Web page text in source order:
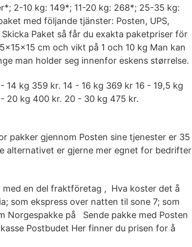
2-10 kg: 149*; 11-20 kg: 268*; 25-35 kg:
med följande tjänster: Posten, UPS,
Paket så får du exakta paketpriser för
cm och vikt på 1 och 10 kg Man kan
man holder seg innenfor eskens størrelse.
14 kg 359 kr. 14 - 16 kg 369 kr 16 - 19,5 kg
20 kg 400 kr. 20 - 30 kg 475 kr.
pakker gjennom Posten sine tjenester er 35
alternativet er gjerne mer egnet for bedrifter
en del fraktföretag , Hva koster det å
som ekspress over natten til sone 7; som
Norgespakke på Sende pakke med Posten
Postbudet Her finner du prisen for å